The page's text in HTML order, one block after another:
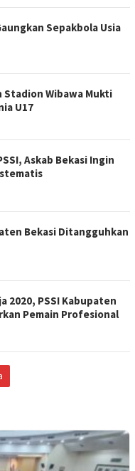
Sepakbola Usia
Stadion Wibawa Mukti
U17
Askab Bekasi Ingin
Bekasi Ditangguhkan
2020, PSSI Kabupaten
Pemain Profesional